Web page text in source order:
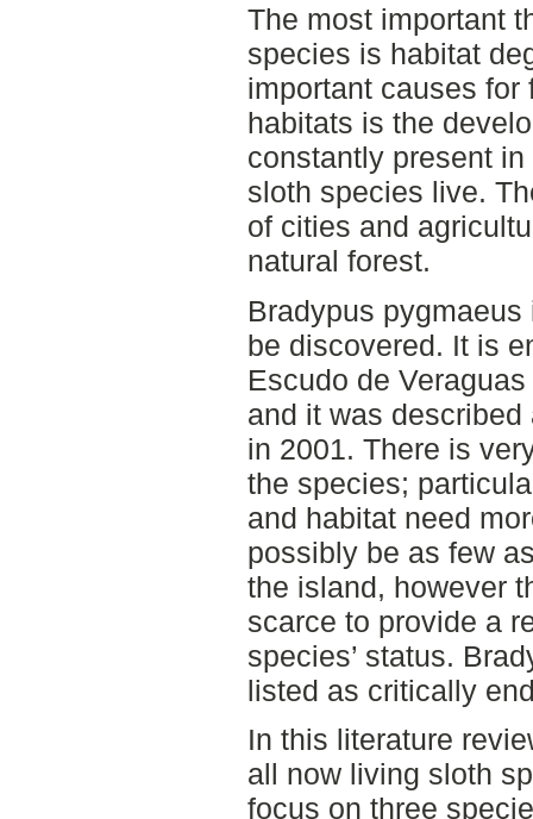
The most important
species is habitat
important causes for
habitats is the
constantly present
sloth species live.
of cities and
natural forest.
Bradypus
be discovered. It is
Escudo de
and it was
in 2001. There is
the species;
and habitat need
possibly be as few
the island, however
scarce to provide a
species’ status.
listed as critically
In this literature
all now living sloth
focus on three